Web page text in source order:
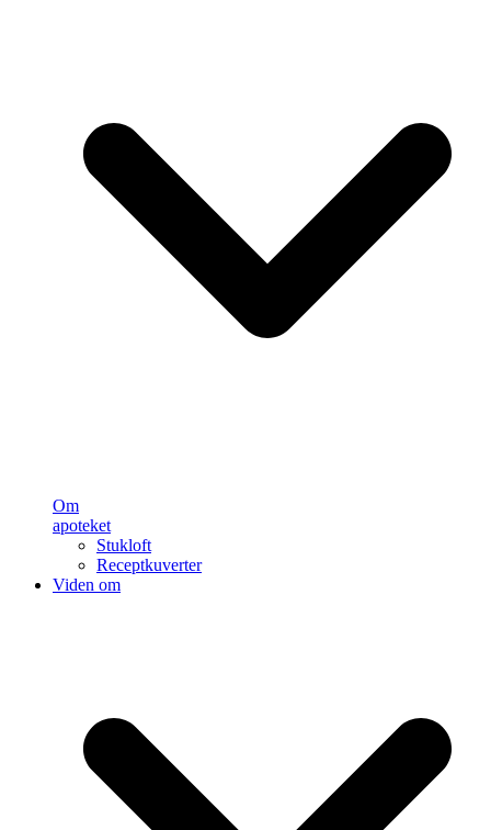
Om
apoteket
Stukloft
Receptkuverter
Viden om